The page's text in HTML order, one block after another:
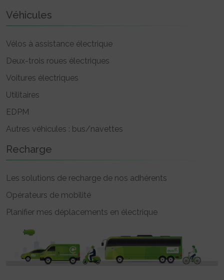
Véhicules
Vélos à assistance électrique
Deux-trois roues électriques
Voitures électriques
Utilitaires
EDPM
Autres véhicules : bus/navettes
Recharge
Les solutions de recharge de nos adhérents
Opérateurs de mobilité
Planifier mes déplacements en électrique